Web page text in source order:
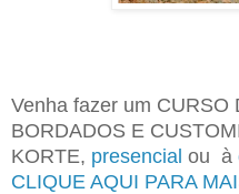
Venha fazer um CURSO
BORDADOS E
KORTE, presencial ou à
CLIQUE AQUI PARA